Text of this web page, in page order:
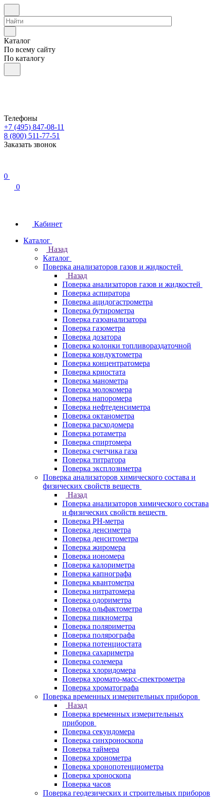
Каталог
По всему сайту
По каталогу
Телефоны
+7 (495) 847-08-11
8 (800) 511-77-51
Заказать звонок
0
0
Кабинет
Каталог
Назад
Каталог
Поверка анализаторов газов и жидкостей
Назад
Поверка анализаторов газов и жидкостей
Поверка аспиратора
Поверка ацидогастрометра
Поверка бутирометра
Поверка газоанализатора
Поверка газометра
Поверка дозатора
Поверка колонки топливораздаточной
Поверка кондуктометра
Поверка концентратомера
Поверка криостата
Поверка манометра
Поверка молокомера
Поверка напоромера
Поверка нефтеденсиметра
Поверка октанометра
Поверка расходомера
Поверка ротаметра
Поверка спиртомера
Поверка счетчика газа
Поверка титратора
Поверка эксплозиметра
Поверка анализаторов химического состава и
физических свойств веществ
Назад
Поверка анализаторов химического состава
и физических свойств веществ
Поверка PH-метра
Поверка денсиметра
Поверка денситометра
Поверка жиромера
Поверка иономера
Поверка калориметра
Поверка капнографа
Поверка квантометра
Поверка нитратомера
Поверка одориметра
Поверка ольфактометра
Поверка пикнометра
Поверка поляриметра
Поверка полярографа
Поверка потенциостата
Поверка сахариметра
Поверка солемера
Поверка хлоридомера
Поверка хромато-масс-спектрометра
Поверка хроматографа
Поверка временных измерительных приборов
Назад
Поверка временных измерительных
приборов
Поверка секундомера
Поверка синхроноскопа
Поверка таймера
Поверка хронометра
Поверка хронопотенциометра
Поверка хроноскопа
Поверка часов
Поверка геодезических и строительных приборов